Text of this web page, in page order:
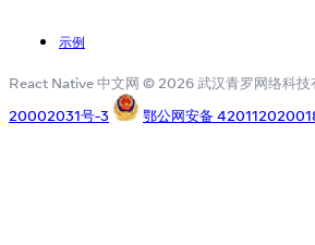
示例
React Native 中文网 © 2026 武汉青罗网络科技
20002031号-3
鄂公网安备